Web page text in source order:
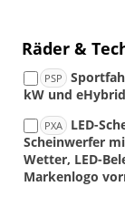
Räder &
PSP
kW und
PXA
LED-
Scheinwerfer
Wetter, LED-
Markenlogo